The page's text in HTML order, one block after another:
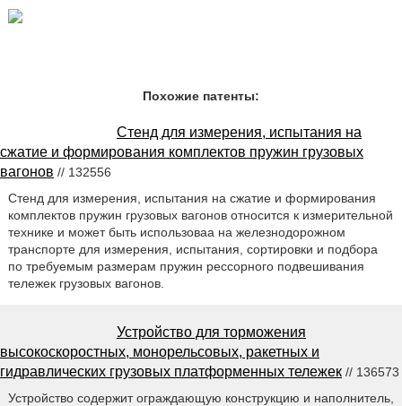
Похожие патенты:
Стенд для измерения, испытания на
сжатие и формирования комплектов пружин грузовых
вагонов // 132556
Стенд для измерения, испытания на сжатие и формирования
комплектов пружин грузовых вагонов относится к измерительной
технике и может быть использоваа на железнодорожном
транспорте для измерения, испытания, сортировки и подбора
по требуемым размерам пружин рессорного подвешивания
тележек грузовых вагонов.
Устройство для торможения
высокоскоростных, монорельсовых, ракетных и
гидравлических грузовых платформенных тележек // 136573
Устройство содержит ограждающую конструкцию и наполнитель,